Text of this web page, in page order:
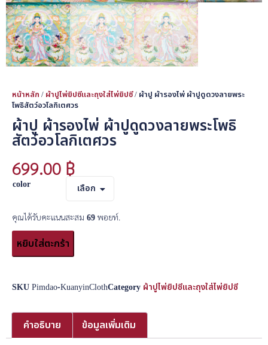
หน้าหลัก / ผ้าปูไพ่ยิปซีและถุงใส่ไพ่ยิปซี/ ผ้าปู ผ้ารองไพ่ ผ้าปูดูดวงลายพระ
โพธิสัตว์อวโลกิเตศวร
ผ้าปู ผ้ารองไพ่ ผ้าปูดูดวงลายพระโพธิ
สัตว์อวโลกิเตศวร
699.00 ฿
color เลือก
คุณได้รับคะแนนสะสม 69 พอยท์.
หยิบใส่ตะกร้า
SKUPimdao-KuanyinClothCategory ผ้าปูไพ่ยิปซีและถุงใส่ไพ่ยิปซี
คำอธิบาย ข้อมูลเพิ่มเติม